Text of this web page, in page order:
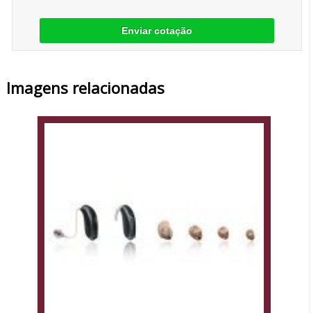
Enviar cotação
Imagens relacionadas